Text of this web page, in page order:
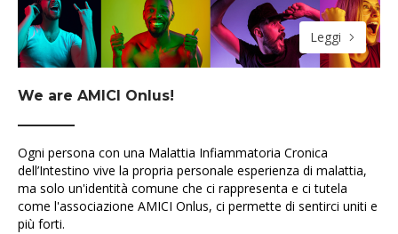
Leggi
We are AMICI Onlus!
Ogni persona con una Malattia Infiammatoria Cronica
dell’Intestino vive la propria personale esperienza di malattia,
ma solo un'identità comune che ci rappresenta e ci tutela
come l'associazione AMICI Onlus, ci permette di sentirci uniti e
più forti.